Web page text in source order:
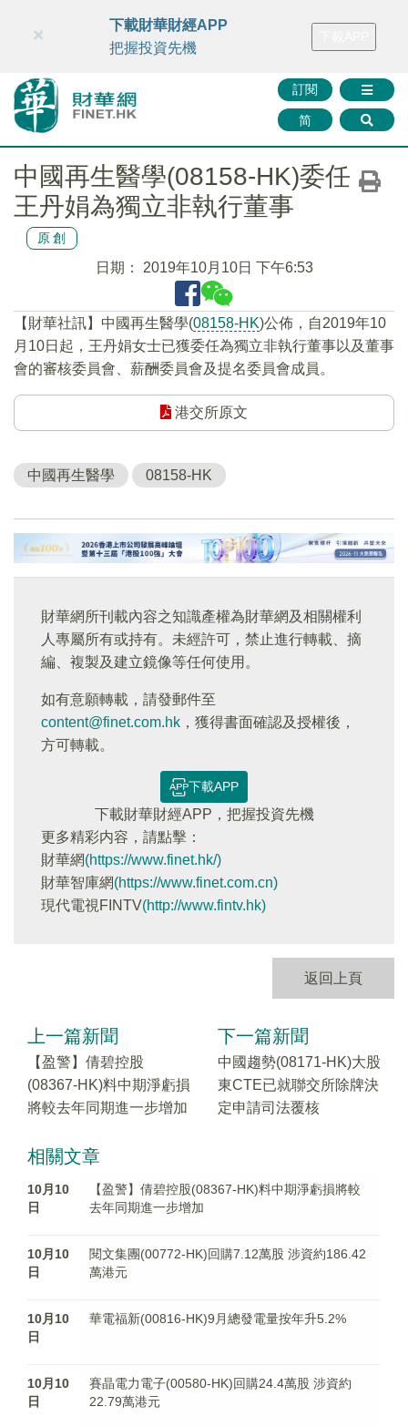
財華智庫網 FINTV FINMETA 財華證券 媒體矩陣
訂閱
简
×
下載財華財經APP
把握投資先機
中國再生醫學(08158-HK)委任
王丹娟為獨立非執行董事
原創
日期： 2019年10月10日 下午6:53
【財華社訊】中國再生醫學(08158-HK)公佈，自2019年10
月10日起，王丹娟女士已獲委任為獨立非執行董事以及董事
會的審核委員會、薪酬委員會及提名委員會成員。
港交所原文
中國再生醫學 08158-HK
財華網所刊載內容之知識產權為財華網及相關權利
人專屬所有或持有。未經許可，禁止進行轉載、摘
編、複製及建立鏡像等任何使用。
如有意願轉載，請發郵件至
content@finet.com.hk ，獲得書面確認及授權後，
方可轉載。
下載APP
下載財華財經APP，把握投資先機
更多精彩内容，請點擊：
財華網(https://www.finet.hk/)
財華智庫網(https://www.finet.com.cn)
現代電視FINTV(http://www.fintv.hk)
返回上頁
上一篇新聞
【盈警】倩碧控股
(08367-HK)料中期淨虧損
將較去年同期進一步增加
下一篇新聞
中國趨勢(08171-HK)大股
東CTE已就聯交所除牌決
定申請司法覆核
相關文章
10月10
日
【盈警】倩碧控股(08367-HK)料中期淨虧損將較
去年同期進一步增加
10月10
日
閱文集團(00772-HK)回購7.12萬股 涉資約186.42
萬港元
10月10
日
華電福新(00816-HK)9月總發電量按年升5.2%
10月10
日
賽晶電力電子(00580-HK)回購24.4萬股 涉資約
22.79萬港元